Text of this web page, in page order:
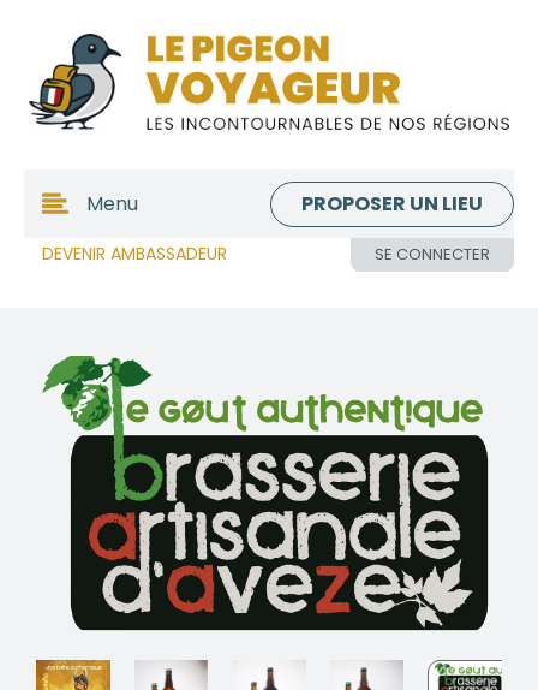
DEVENIR AMBASSADEUR SE CONNECTER
Menu PROPOSER UN LIEU